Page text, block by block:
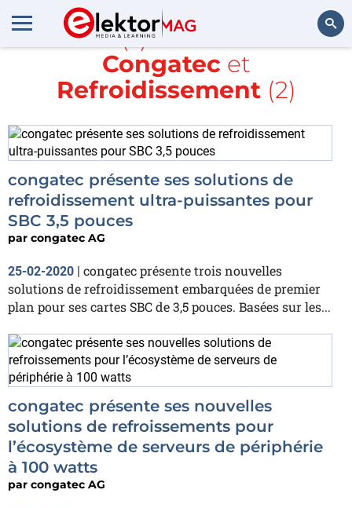
Article(s) avec la balise
Congatec et
Refroidissement(2)
congatec présente ses solutions de
refroidissement ultra-puissantes pour
SBC 3,5 pouces
par congatec AG
25-02-2020 | congatec présente trois nouvelles
solutions de refroidissement embarquées de premier
plan pour ses cartes SBC de 3,5 pouces. Basées sur les...
congatec présente ses nouvelles
solutions de refroissements pour
l’écosystème de serveurs de périphérie
à 100 watts
par congatec AG